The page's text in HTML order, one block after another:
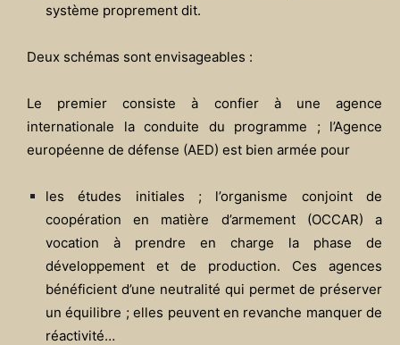
système proprement dit.
Deux schémas sont envisageables :
Le premier consiste à confier à une agence
internationale la conduite du programme ; l’Agence
européenne de défense (AED) est bien armée pour
les études initiales ; l’organisme conjoint de
coopération en matière d’armement (OCCAR) a
vocation à prendre en charge la phase de
développement et de production. Ces agences
bénéficient d’une neutralité qui permet de préserver
un équilibre ; elles peuvent en revanche manquer de
réactivité…